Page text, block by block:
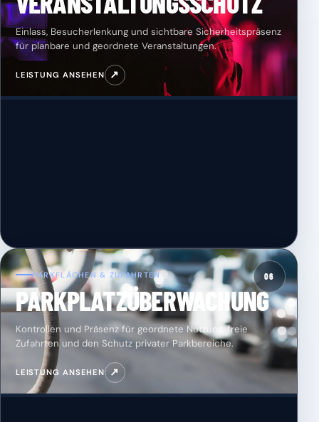
Einlass, Besucherlenkung und sichtbare Sicherheitspräsenz
für planbare und geordnete Veranstaltungen.
LEISTUNG ANSEHEN ↗
06
PARKFLÄCHEN & ZUFAHRTEN
PARKPLATZÜBERWACHUNG
Kontrollen und Präsenz für geordnete Nutzung, freie
Zufahrten und den Schutz privater Parkbereiche.
LEISTUNG ANSEHEN ↗